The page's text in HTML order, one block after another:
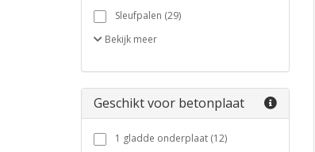
Sleufpalen (29)
Bekijk meer
Geschikt voor betonplaat
1 gladde onderplaat (12)